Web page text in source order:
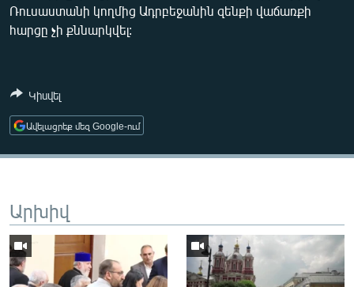
ՏԵՍԱՆՅՈՒԹԵՐ
ՓՈԴՔԱՍԹ
Русский
ՀԵՏԵՎԵՔ ՄԵԶ
Ռուսաստանի կողմից Ադրբեջանին զենքի վաճառքի
հարցը չի քննարկվել:
Կիսվել
Ավելացրեք մեզ Google-ում
Արխիվ